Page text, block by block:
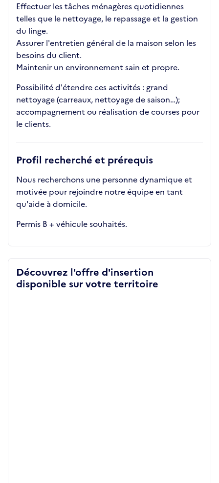
Effectuer les tâches ménagères quotidiennes
telles que le nettoyage, le repassage et la gestion
du linge.
Assurer l'entretien général de la maison selon les
besoins du client.
Maintenir un environnement sain et propre.
Possibilité d'étendre ces activités : grand
nettoyage (carreaux, nettoyage de saison…);
accompagnement ou réalisation de courses pour
le clients.
Profil recherché et prérequis
Nous recherchons une personne dynamique et
motivée pour rejoindre notre équipe en tant
qu'aide à domicile.
Permis B + véhicule souhaités.
Découvrez l'offre d'insertion
disponible sur votre territoire